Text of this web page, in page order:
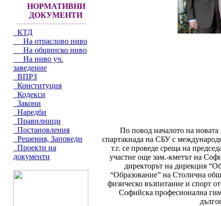
НОРМАТИВНИ
ДОКУМЕНТИ
КТД
На отраслово ниво
На общинско ниво
На ниво уч.
заведение
ВПРЗ
Конституция
Кодекси
Закони
Наредби
Правилници
Постановления
Решения, Заповеди
Проекти на
документи
По повод началото на
спартакиада на СБУ с
т.г. се проведе среща на
участие още зам.-кметът на
директорът на дирекция
“Образование” на Столична
физическо възпитание и спорт
Софийска професионална